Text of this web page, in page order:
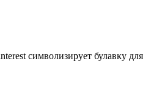
символизирует булавку для